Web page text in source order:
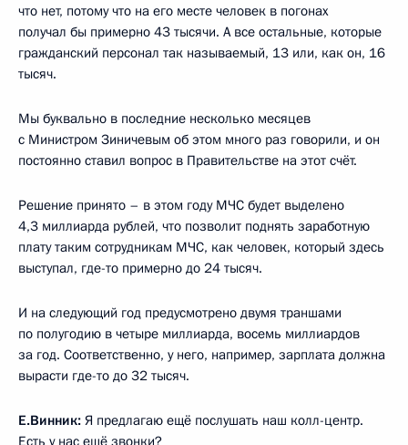
что нет, потому что на его месте человек в погонах
получал бы примерно 43 тысячи. А все остальные, которые
гражданский персонал так называемый, 13 или, как он, 16
тысяч.
Мы буквально в последние несколько месяцев
с Министром Зиничевым об этом много раз говорили, и он
постоянно ставил вопрос в Правительстве на этот счёт.
Решение принято – в этом году МЧС будет выделено
4,3 миллиарда рублей, что позволит поднять заработную
плату таким сотрудникам МЧС, как человек, который здесь
выступал, где-то примерно до 24 тысяч.
И на следующий год предусмотрено двумя траншами
по полугодию в четыре миллиарда, восемь миллиардов
за год. Соответственно, у него, например, зарплата должна
вырасти где-то до 32 тысяч.
Е.Винник: Я предлагаю ещё послушать наш колл-центр.
Есть у нас ещё звонки?